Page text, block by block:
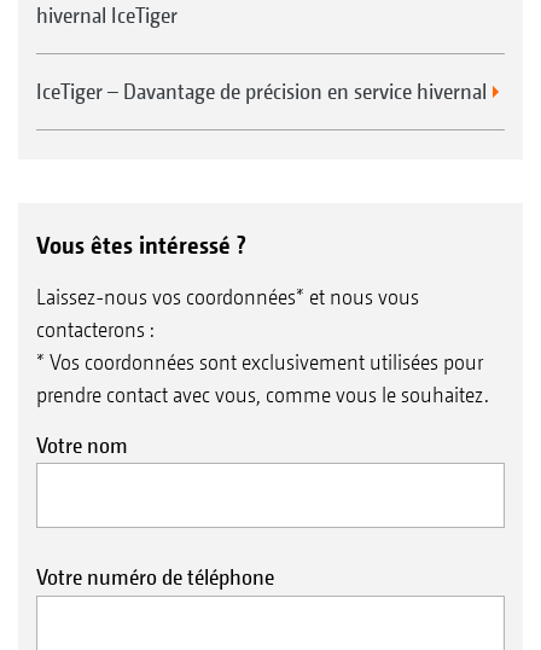
hivernal IceTiger
IceTiger – Davantage de précision en service hivernal
Vous êtes intéressé ?
Laissez-nous vos coordonnées* et nous vous
contacterons :
* Vos coordonnées sont exclusivement utilisées pour
prendre contact avec vous, comme vous le souhaitez.
Votre nom
Votre numéro de téléphone